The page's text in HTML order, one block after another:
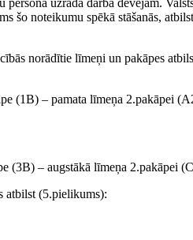
uzrāda darba devējam.
šo noteikumu spēkā stāšanās,
norādītie līmeņi un pakāpes
(1B) – pamata līmeņa 2.pakāpei
(3B) – augstākā līmeņa 2.pakāpei
atbilst (5.pielikums):